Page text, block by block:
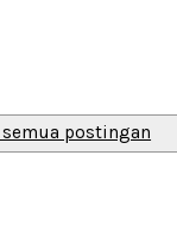
postingan